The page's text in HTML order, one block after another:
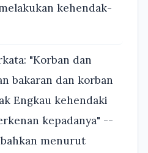
kehendak-
"Korban dan
bakaran dan korban
Engkau kehendaki
kepadanya" --
menurut